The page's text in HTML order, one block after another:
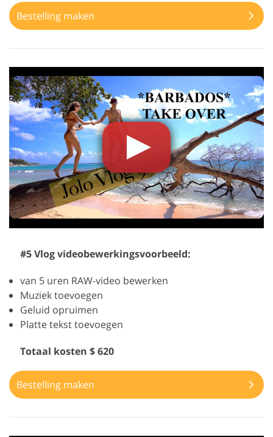
Bestelling maken
#5 Vlog videobewerkingsvoorbeeld:
van 5 uren RAW-video bewerken
Muziek toevoegen
Geluid opruimen
Platte tekst toevoegen
Totaal kosten $ 620
Bestelling maken